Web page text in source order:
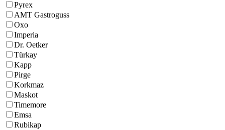
Pyrex
AMT Gastroguss
Oxo
Imperia
Dr. Oetker
Türkay
Kapp
Pirge
Korkmaz
Maskot
Timemore
Emsa
Rubikap